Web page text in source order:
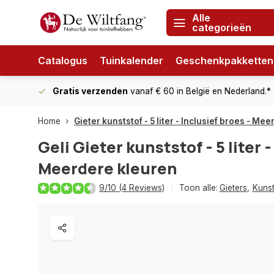
Alle
categorieën
Catalogus Tuinkalender Geschenkpakketten
Gratis verzenden vanaf € 60 in België en Nederland.*
Home Gieter kunststof - 5 liter - Inclusief broes -
Geli Gieter kunststof - 5 liter
Meerdere kleuren
9/10 (4 Reviews) Toon alle: Gieters,